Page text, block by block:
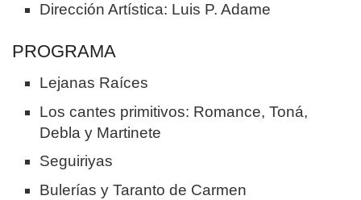
Dirección Artística: Luis P. Adame
PROGRAMA
Lejanas Raíces
Los cantes primitivos: Romance, Toná,
Debla y Martinete
Seguiriyas
Bulerías y Taranto de Carmen